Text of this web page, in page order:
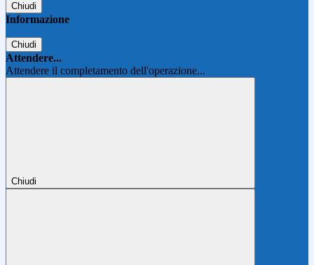
Chiudi
Informazione
Chiudi
Attendere...
Attendere il completamento dell'operazione...
Chiudi